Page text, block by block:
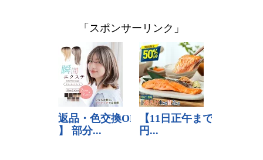
「スポンサーリンク」